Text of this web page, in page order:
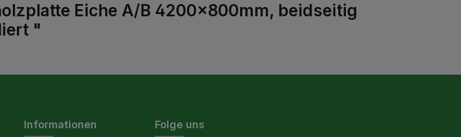
Eiche A/B 4200x800mm, beidseitig
"
Informationen Folge uns